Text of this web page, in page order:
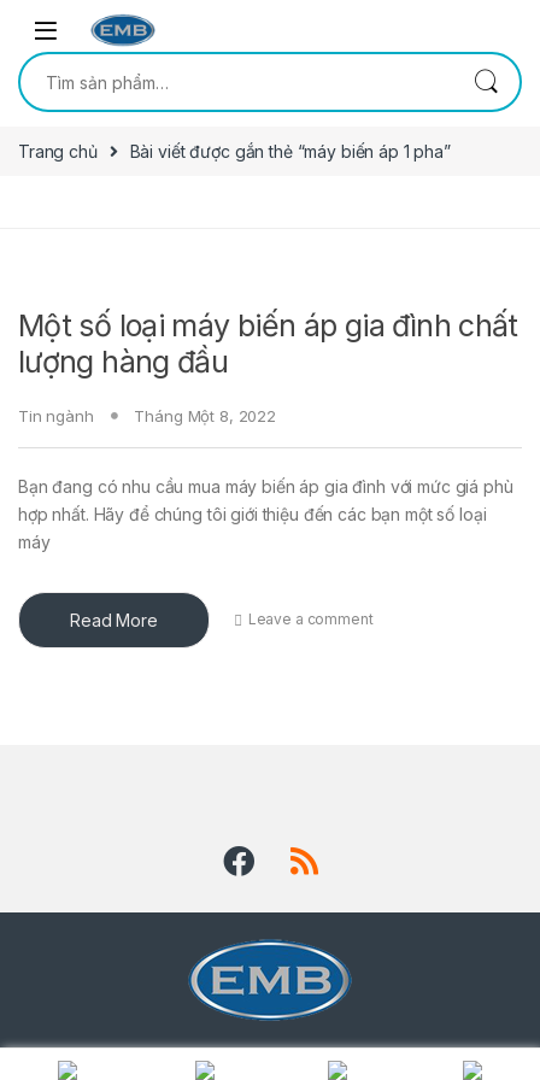
Skip to navigation
Skip to content
Tìm kiếm:
Trang chủ Bài viết được gắn thẻ “máy biến áp 1 pha”
Một số loại máy biến áp gia đình chất
lượng hàng đầu
Tin ngành Tháng Một 8, 2022
Bạn đang có nhu cầu mua máy biến áp gia đình với mức giá phù
hợp nhất. Hãy để chúng tôi giới thiệu đến các bạn một số loại
máy
Read More Leave a comment